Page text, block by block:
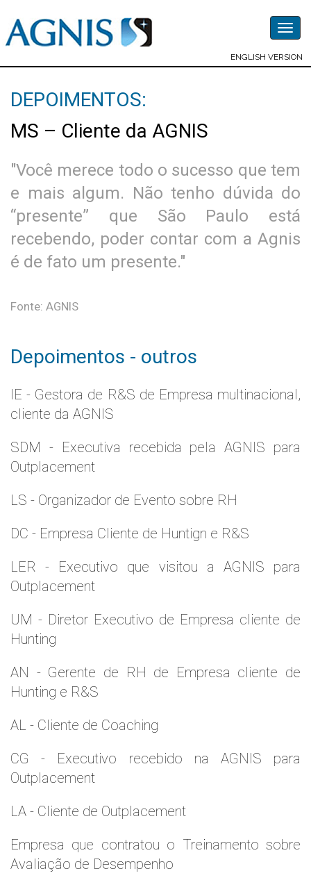
ENGLISH VERSION
DEPOIMENTOS:
MS – Cliente da AGNIS
"Você merece todo o sucesso que tem
e mais algum. Não tenho dúvida do
“presente” que São Paulo está
recebendo, poder contar com a Agnis
é de fato um presente."
Fonte: AGNIS
Depoimentos - outros
IE - Gestora de R&S de Empresa multinacional,
cliente da AGNIS
SDM - Executiva recebida pela AGNIS para
Outplacement
LS - Organizador de Evento sobre RH
DC - Empresa Cliente de Huntign e R&S
LER - Executivo que visitou a AGNIS para
Outplacement
UM - Diretor Executivo de Empresa cliente de
Hunting
AN - Gerente de RH de Empresa cliente de
Hunting e R&S
AL - Cliente de Coaching
CG - Executivo recebido na AGNIS para
Outplacement
LA - Cliente de Outplacement
Empresa que contratou o Treinamento sobre
Avaliação de Desempenho